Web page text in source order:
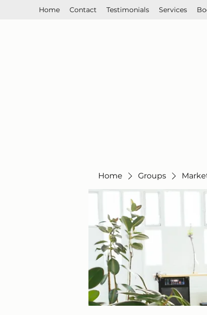
Home Contact Testimonials Services
Home Groups